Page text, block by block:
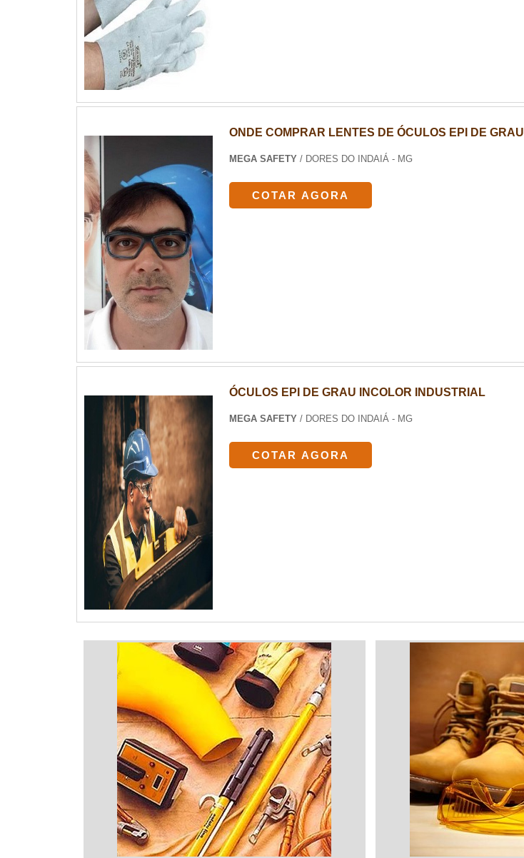
ONDE COMPRAR LENTES DE ÓCULOS EPI DE GRAU
MEGA SAFETY / DORES DO INDAIÁ - MG
COTAR AGORA
ÓCULOS EPI DE GRAU INCOLOR INDUSTRIAL
MEGA SAFETY / DORES DO INDAIÁ - MG
COTAR AGORA